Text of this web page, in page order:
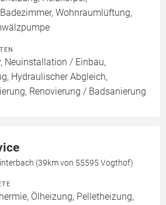
Wohnraumlüftung,
Neuinstallation / Einbau,
Hydraulischer Abgleich,
Renovierung / Badsanierung
(39km von 55595 Vogthof)
Ölheizung, Pelletheizung,